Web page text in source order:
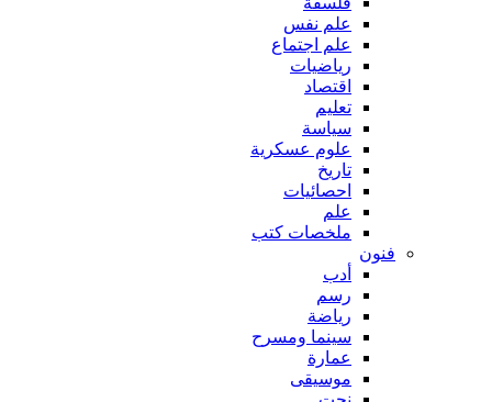
علم نفس
علم اجتماع
رياضيات
اقتصاد
تعليم
سياسة
علوم عسكرية
تاريخ
احصائيات
علم
ملخصات كتب
فنون
أدب
رسم
رياضة
سينما ومسرح
عمارة
موسيقى